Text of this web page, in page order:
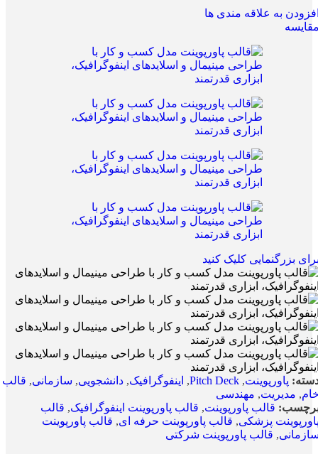
به علاقه مندی ها
بزرگنمایی کلیک کنید
پاورپوینت,
Pitch Deck
, اینفوگرافیک, دانشجویی, سازمانی, قالب
, مدیریت, مهندسی
قالب پاورپوینت, قالب پاورپوینت اینفوگرافیک, قالب
پزشکی, قالب پاورپوینت حرفه ای, قالب پاورپوینت
, قالب پاورپوینت شرکتی